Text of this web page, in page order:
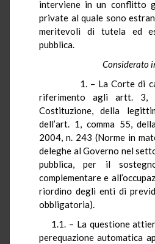
interviene in un conflitto
private al quale sono
meritevoli di tutela ed
pubblica.
Considerato
1. – La Corte di
riferimento agli artt.
Costituzione, della
dell’art. 1, comma 55,
2004, n. 243 (Norme in
deleghe al Governo nel
pubblica, per il
complementare e
riordino degli enti di
obbligatoria).
1.1. – La questione
perequazione automatica